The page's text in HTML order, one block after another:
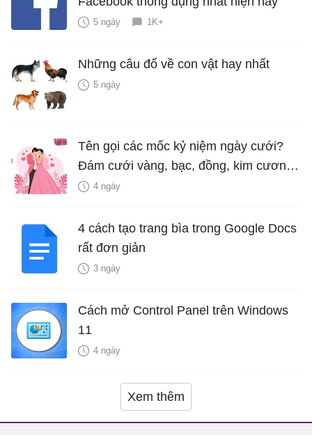
5 ngày 1K+
Những câu đố về con vật hay nhất
5 ngày
Tên gọi các mốc kỷ niệm ngày cưới?
Đám cưới vàng, bạc, đồng, kim cương
là bao nhiêu năm?
4 ngày
4 cách tạo trang bìa trong Google Docs
rất đơn giản
3 ngày
Cách mở Control Panel trên Windows
11
4 ngày
Xem thêm